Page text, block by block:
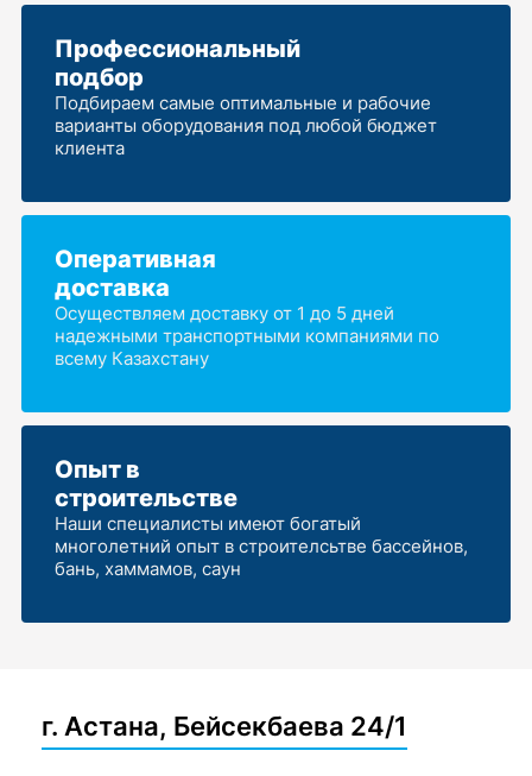
Профессиональный
подбор
Подбираем самые оптимальные и рабочие
варианты оборудования под любой бюджет
клиента
Оперативная
доставка
Осуществляем доставку от 1 до 5 дней
надежными транспортными компаниями по
всему Казахстану
Опыт в
строительстве
Наши специалисты имеют богатый
многолетний опыт в строителсьтве бассейнов,
бань, хаммамов, саун
г. Астана, Бейсекбаева 24/1